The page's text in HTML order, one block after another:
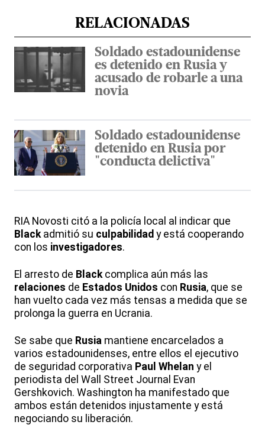
RELACIONADAS
Soldado estadounidense
es detenido en Rusia y
acusado de robarle a una
novia
Soldado estadounidense
detenido en Rusia por
"conducta delictiva"
RIA Novosti citó a la policía local al indicar que
Blackadmitió su culpabilidad y está cooperando
con los investigadores.
El arresto de Blackcomplica aún más las
relaciones de Estados Unidos con Rusia, que se
han vuelto cada vez más tensas a medida que se
prolonga la guerra en Ucrania.
Se sabe que Rusia mantiene encarcelados a
varios estadounidenses, entre ellos el ejecutivo
de seguridad corporativa Paul Whelan y el
periodista del Wall Street Journal Evan
Gershkovich. Washington ha manifestado que
ambos están detenidos injustamente y está
negociando su liberación.